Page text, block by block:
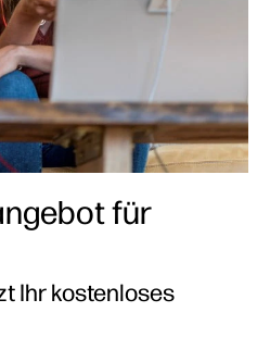
für
Ihr kostenloses